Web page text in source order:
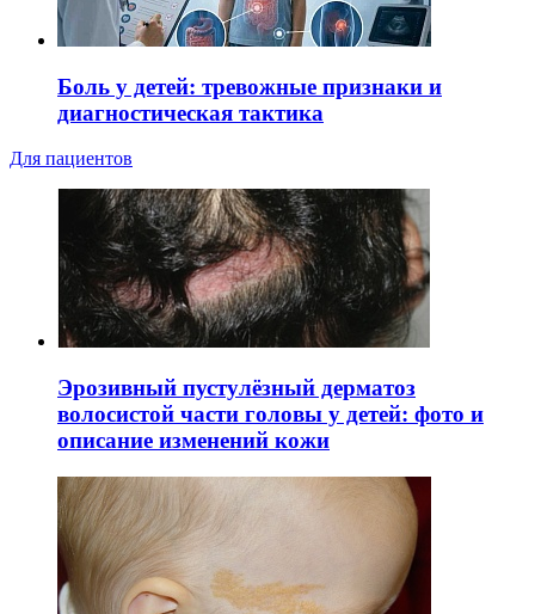
Боль у детей: тревожные признаки и
диагностическая тактика
Для пациентов
Эрозивный пустулёзный дерматоз
волосистой части головы у детей: фото и
описание изменений кожи